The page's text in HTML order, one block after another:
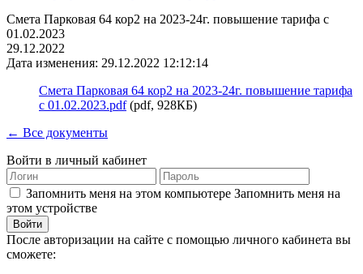
Смета Парковая 64 кор2 на 2023-24г. повышение тарифа с
01.02.2023
29.12.2022
Дата изменения: 29.12.2022 12:12:14
Смета Парковая 64 кор2 на 2023-24г. повышение тарифа
с 01.02.2023.pdf(pdf, 928КБ)
← Все документы
Войти в личный кабинет
Запомнить меня на этом компьютере Запомнить меня на
этом устройстве
После авторизации на сайте с помощью личного кабинета вы
сможете: